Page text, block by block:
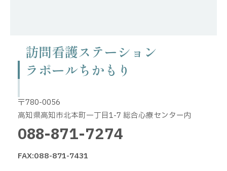
訪問看護ステーション
ラポールちかもり
〒780-0056
高知県高知市北本町一丁目1-7 総合心療センター内
088-871-7274
FAX:088-871-7431